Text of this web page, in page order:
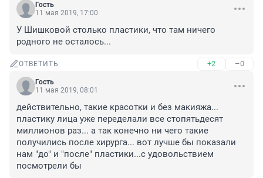
Гость
11 мая 2019, 17:00
У Шишковой столько пластики, что там ничего
родного не осталось...
ОТВЕТИТЬ +2 –0
Гость
11 мая 2019, 08:01
действительно, такие красотки и без макияжа...
пластику лица уже переделали все стопятьдесят
миллионов раз... а так конечно ни чего такие
получились после хирурга... вот лучше бы показали
нам "до" и "после" пластики...с удовольствием
посмотрели бы